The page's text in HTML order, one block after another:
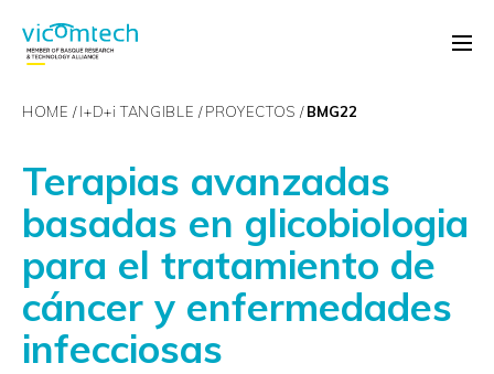
HOME I+D+i TANGIBLE PROYECTOS BMG22
Terapias avanzadas
basadas en glicobiologia
para el tratamiento de
cáncer y enfermedades
infecciosas